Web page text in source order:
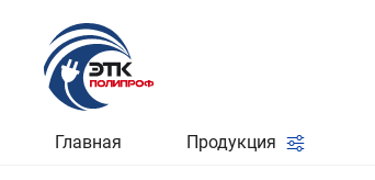
Главная Продукция